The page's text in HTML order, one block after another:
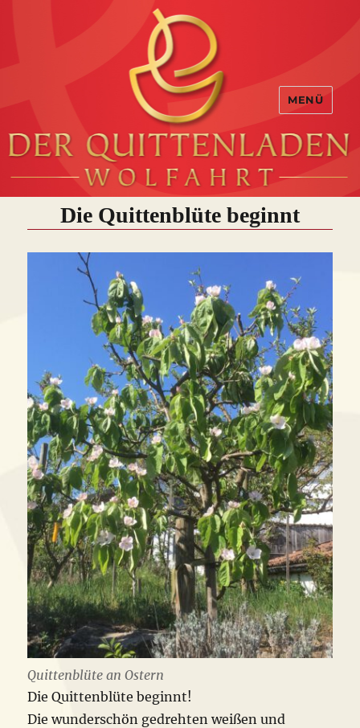
MENÜ
Die Quittenblüte beginnt
Quittenblüte an Ostern
Die Quittenblüte beginnt!
Die wunderschön gedrehten weißen und